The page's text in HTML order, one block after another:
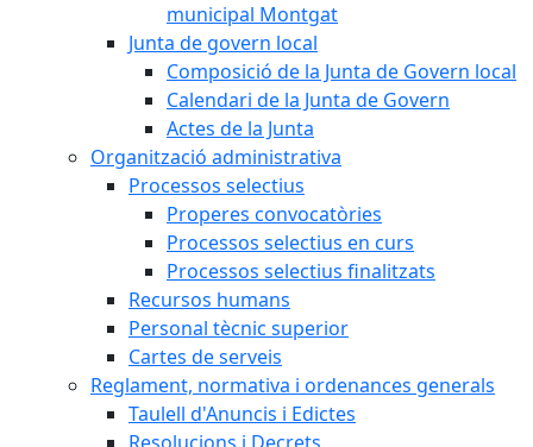
municipal Montgat
Junta de govern local
Composició de la Junta de Govern local
Calendari de la Junta de Govern
Actes de la Junta
Organització administrativa
Processos selectius
Properes convocatòries
Processos selectius en curs
Processos selectius finalitzats
Recursos humans
Personal tècnic superior
Cartes de serveis
Reglament, normativa i ordenances generals
Taulell d'Anuncis i Edictes